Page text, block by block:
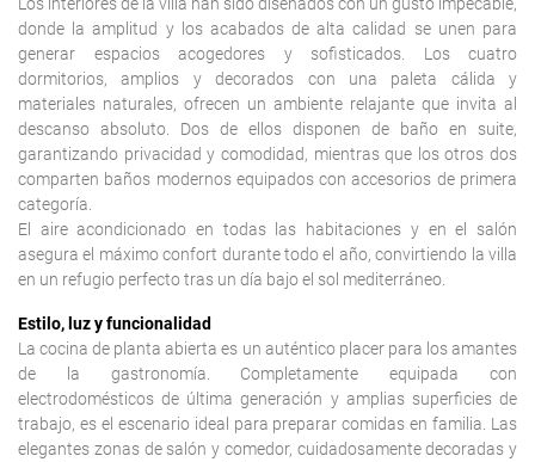
donde la amplitud y los acabados de alta calidad se unen para
generar espacios acogedores y sofisticados. Los cuatro
dormitorios, amplios y decorados con una paleta cálida y
materiales naturales, ofrecen un ambiente relajante que invita al
descanso absoluto. Dos de ellos disponen de baño en suite,
garantizando privacidad y comodidad, mientras que los otros dos
comparten baños modernos equipados con accesorios de primera
categoría.
El aire acondicionado en todas las habitaciones y en el salón
asegura el máximo confort durante todo el año, convirtiendo la villa
en un refugio perfecto tras un día bajo el sol mediterráneo.
Estilo, luz y funcionalidad
La cocina de planta abierta es un auténtico placer para los amantes
de la gastronomía. Completamente equipada con
electrodomésticos de última generación y amplias superficies de
trabajo, es el escenario ideal para preparar comidas en familia. Las
elegantes zonas de salón y comedor, cuidadosamente decoradas y